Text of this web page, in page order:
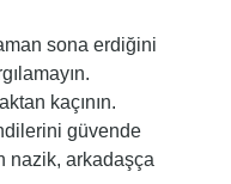
sona erdiğini
kaçının.
güvende
nazik, arkadaşça